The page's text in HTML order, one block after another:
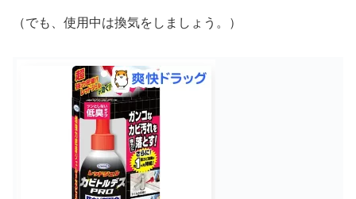
（でも、使用中は換気をしましょう。）